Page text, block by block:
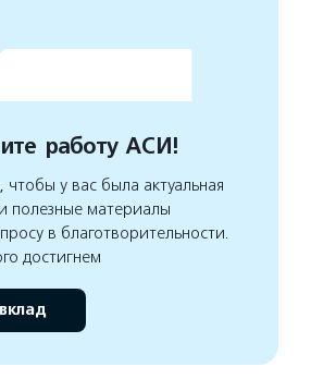
работу АСИ!
у вас была актуальная
полезные материалы
в благотворительности.
достигнем